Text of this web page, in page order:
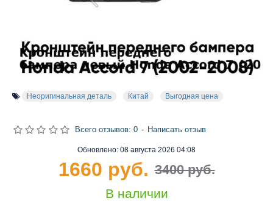
Неоригинальная деталь Китай Выгодная цена
Обновлено: 08 августа 2026 04:08
В наличии
Всего отзывов: 0 - Написать отзыв
3400 руб.
1660 руб.